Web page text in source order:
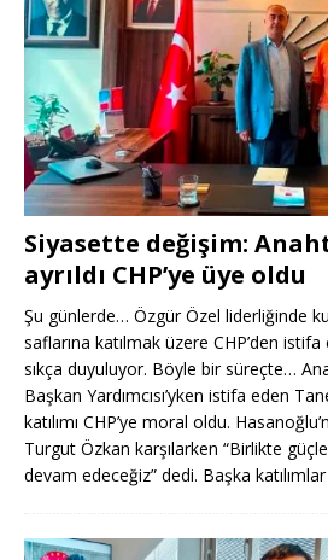
Siyasette değişim:
ayrıldı CHP’ye üye oldu
Şu günlerde… Özgür Özel liderliğinde
saflarına katılmak üzere CHP’den
sıkça duyuluyor. Böyle bir süreçte…
Başkan Yardımcısı’yken istifa eden
katılımı CHP’ye moral oldu.
Turgut Özkan karşılarken “Birlikte
devam edeceğiz” dedi. Başka katılımlar